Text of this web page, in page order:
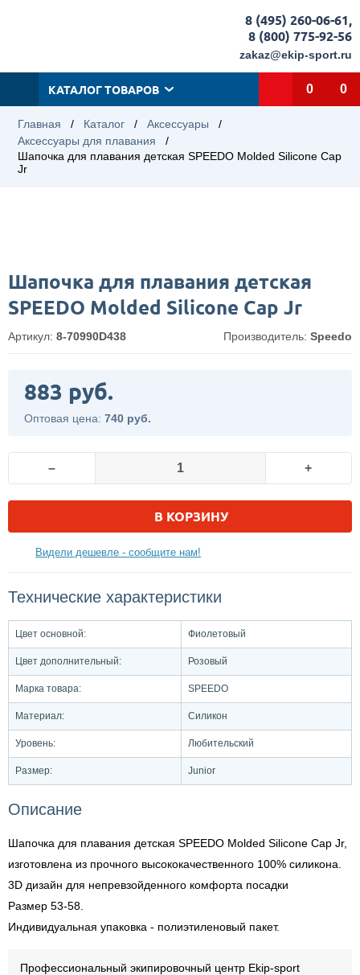
8 (495) 260-06-61,
8 (800) 775-92-56
zakaz@ekip-sport.ru
КАТАЛОГ ТОВАРОВ 0 0
Главная / Каталог / Аксессуары
/
Аксессуары для плавания
/
Шапочка для плавания детская SPEEDO Molded Silicone Cap
Jr
Шапочка для плавания детская
SPEEDO Molded Silicone Cap Jr
Артикул: 8-70990D438 Производитель: Speedo
883 руб.
Оптовая цена: 740 руб.
– +
В КОРЗИНУ
Видели дешевле - сообщите нам!
Технические характеристики
Цвет основной: Фиолетовый
Цвет дополнительный: Розовый
Марка товара: SPEEDO
Материал: Силикон
Уровень: Любительский
Размер: Junior
Описание
Шапочка для плавания детская SPEEDO Molded Silicone Cap Jr,
изготовлена из прочного высококачественного 100% силикона.
3D дизайн для непревзойденного комфорта посадки
Размер 53-58.
Индивидуальная упаковка - полиэтиленовый пакет.
Профессиональный экипировочный центр Ekip-sport